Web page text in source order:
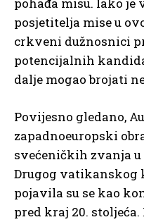
pohađa misu. Iako
posjetitelja mise u
crkveni dužnosnici
potencijalnih
dalje mogao brojati
Povijesno gledano,
zapadnoeuropski
svećeničkih zvanja
Drugog vatikanskog
pojavila su se kao
pred kraj 20.